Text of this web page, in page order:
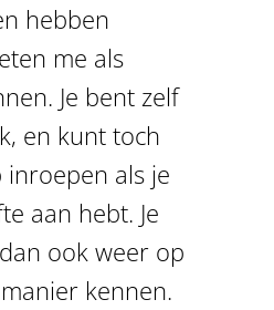
hebben
me als
Je bent zelf
en kunt toch
inroepen als je
aan hebt. Je
ook weer op
kennen.